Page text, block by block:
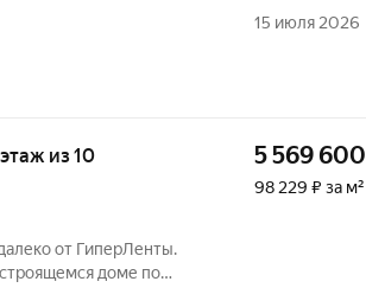
комнаты, раздельный
15 июля 2026
из 10
от ГиперЛенты.
доме по
5 569 600
98 229 ₽ за м²